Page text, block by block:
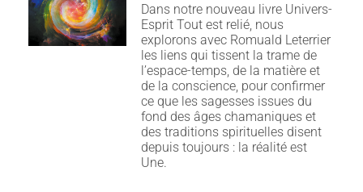
Dans notre nouveau livre Univers-
Esprit Tout est relié, nous
explorons avec Romuald Leterrier
les liens qui tissent la trame de
l’espace-temps, de la matière et
de la conscience, pour confirmer
ce que les sagesses issues du
fond des âges chamaniques et
des traditions spirituelles disent
depuis toujours : la réalité est
Une.